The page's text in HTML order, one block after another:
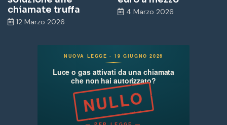
chiamate truffa
12 Marzo 2026
4 Marzo 2026